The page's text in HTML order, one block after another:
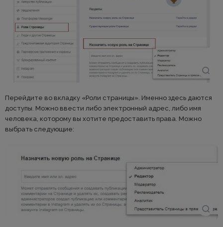
Перейдите во вкладку «Роли страницы». Именно здесь даются
доступы. Можно ввести либо электронный адрес, либо имя
человека, которому вы хотите предоставить права. Можно
выбрать следующие: